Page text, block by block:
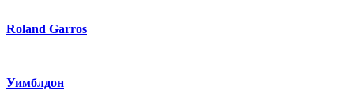
Roland Garros
Уимблдон